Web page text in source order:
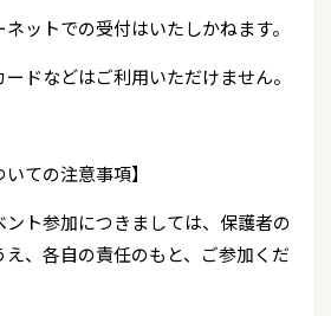
ットでの受付はいたしかねます。
ドなどはご利用いただけません。
ての注意事項】
ト参加につきましては、保護者の
、各自の責任のもと、ご参加くだ